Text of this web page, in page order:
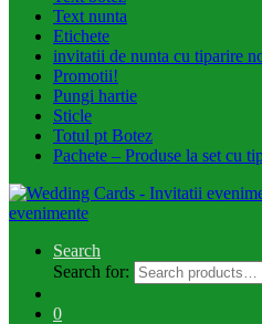
Text nunta
Etichete
invitatii de nunta cu tiparire
Promotii!
Pungi hartie
Sticle
Totul pt Botez
Pachete – Produse la set cu
Search
Search for:
0